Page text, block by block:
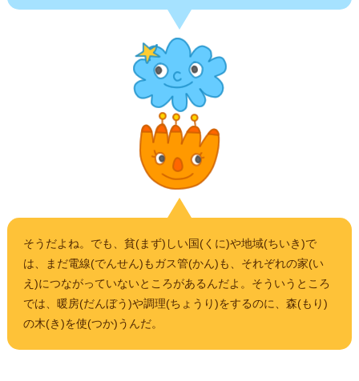
そうだよね。でも、貧(まず)しい国(くに)や地域(ちいき)で
は、まだ電線(でんせん)もガス管(かん)も、それぞれの家(い
え)につながっていないところがあるんだよ。そういうところ
では、暖房(だんぼう)や調理(ちょうり)をするのに、森(もり)
の木(き)を使(つか)うんだ。